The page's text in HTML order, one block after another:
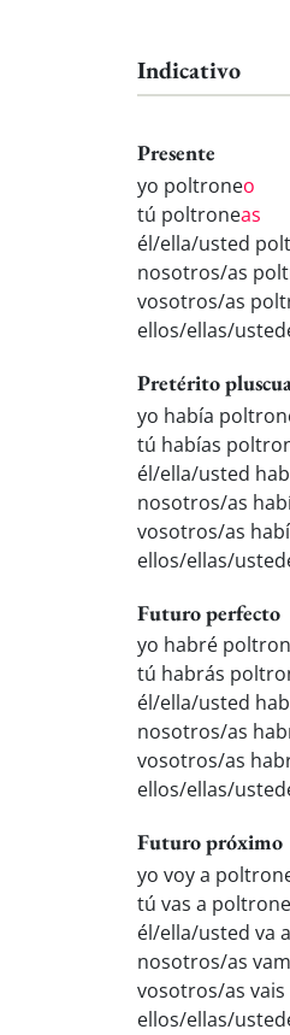
Indicativo
Presente
yo poltroneo
tú poltroneas
él/ella/usted
nosotros/as
vosotros/as
ellos/ellas/
Pretérito
yo había
tú habías
él/ella/usted
nosotros/as
vosotros/as
ellos/ellas/
Futuro perfecto
yo habré
tú habrás
él/ella/usted
nosotros/as
vosotros/as
ellos/ellas/
Futuro próximo
yo voy a
tú vas a poltrone
él/ella/usted va
nosotros/as
vosotros/as
ellos/ellas/